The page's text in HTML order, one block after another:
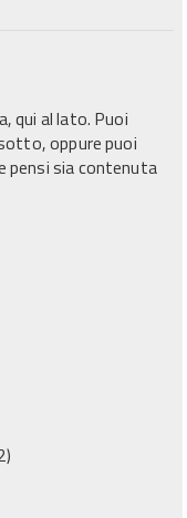
qui al lato. Puoi
oppure puoi
pensi sia contenuta